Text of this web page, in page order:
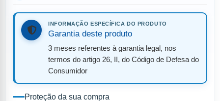
INFORMAÇÃO ESPECÍFICA DO PRODUTO
Garantia deste produto
3 meses referentes à garantia legal, nos
termos do artigo 26, II, do Código de Defesa do
Consumidor
Proteção da sua compra